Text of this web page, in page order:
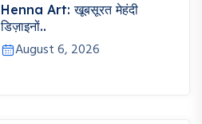
Henna Art: खूबसूरत मेहंदी
डिज़ाइनों..
August 6, 2026